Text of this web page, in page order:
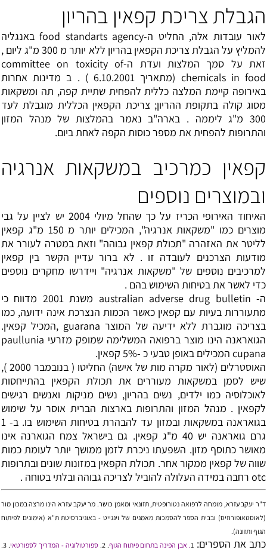
הגבלת צריכת קפאין בהריון
לאור עובדות אלה, החליט ה-food standarts agency באנגליה
להמליץ על הגבלת צריכת הקפאין בהריון ללא יותר מ 300 מ"ג ליום ,
זאת על סמך המלצות ועדת ה-committee on toxicity of
chemicals in food (מתאריך 6.10.2001 ) . ב מדינות אחרות
באירופה קיימת המלצה כללית להפחית שתיית קפה, תה ומשקאות
מסוג קולה בתקופת ההריון; צריכת הקפאין הכללית מוגבלת לעד
300 מ"ג ליממה . בארה"ב נאמר בהמלצות של מנהל המזון
והתרופות להפחית את מספר כוסות הקפה לאחת ביום.
קפאין כמרכיב במשקאות אנרגיה
ובמוצרים נוספים
האיחוד האירופי הכריז על כך שהחל מיולי 2004 יש לציין על גבי
מוצרים כמו "משקאות אנרגיה", המכילים יותר מ 150 מ"ג קפאין
לליטר את האזהרה "תכולת קפאין גבוהה" וזאת במטרה לעורר את
מודעות הצרכנים לעובדה זו . לא ברור עדיין הקשר בין קפאין
למרכיבים נוספים של "משקאות אנרגיה" ויידרשו מחקרים נוספים
כדי לאשר את בטיחות השימוש בהם .
ה- australian adverse drug bulletin משנת 2001 מדווח כי
מתעוררות בעיות עם קפאין כאשר הכמות הנצרכת אינה ידועה, כמו
בצריכה מוגברת ללא ידיעה של המוצר guarana ,המכיל קפאין.
הגואראנה הינו מוצר ברפואה המשלימה שמופק מזרעי paullunia
cupana המכילים באופן טבעי כ -5% קפאין.
האוסטרלים (לאור מקרה מות של אישה) החליטו ( בנובמבר 2000 ),
שיש לסמן במשקאות מעוררים את תכולת הקפאין בהתייחסות
לאוכלוסיה כמו ילדים, נשים בהריון, נשים מניקות ואנשים רגישים
לקפאין . מנהל המזון והתרופות בארצות הברית אוסר על שימוש
בגואראנה במשקאות ובמזון עד להבהרת בטיחות השימוש בו. ב- 1
גרם גואראנה יש 40 מ"ג קפאין. גם בישראל צמח הגוארנה אינו
מאושר כתוסף מזון. השפעתו ניכרת לזמן ממושך יותר לעומת כמות
שווה של קפאין ממקור אחר. תכולת הקפאין במזונות שונים ובתרופות
otc רחבה במידה העלולה להוביל לצריכה גבוהה ובלתי בטוחה .
ד"ר יעקב עזרא, מומחה לרפואה נטורופטית, תזונאי ומאמן כושר. מר יעקב עזרא הינו מרצה במכון מור
(לאוסטאופורוזיס) ובבית הספר להסמכות מאמנים של וינגייט - באוניברסיטת ת"א (אימונים לפיתוח
הגוף ותזונה).
כתב את הספרים: 1. אבן הפינה בתחום פיתוח הגוף.
2
.ספורטולוגיה - המדריך לספורטאי.
3.